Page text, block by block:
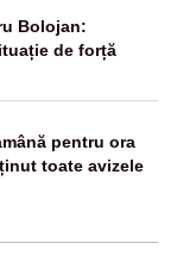
Bolojan:
de forță
pentru ora
toate avizele